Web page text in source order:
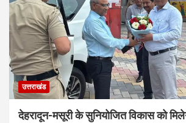
उत्तराखंड
देहरादून-मसूरी के सुनियोजित विकास को